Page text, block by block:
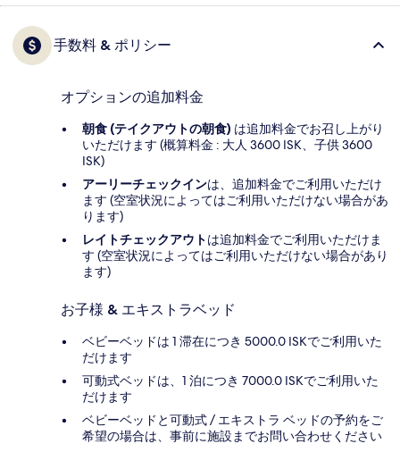
手数料 & ポリシー
オプションの追加料金
朝食 (テイクアウトの朝食) は追加料金でお召し上がり
いただけます (概算料金 : 大人 3600 ISK、子供 3600
ISK)
アーリーチェックインは、追加料金でご利用いただけ
ます (空室状況によってはご利用いただけない場合があ
ります)
レイトチェックアウトは追加料金でご利用いただけま
す (空室状況によってはご利用いただけない場合があり
ます)
お子様 & エキストラベッド
ベビーベッドは 1 滞在につき 5000.0 ISKでご利用いた
だけます
可動式ベッドは、1 泊につき 7000.0 ISKでご利用いた
だけます
ベビーベッドと可動式 / エキストラ ベッドの予約をご
希望の場合は、事前に施設までお問い合わせください